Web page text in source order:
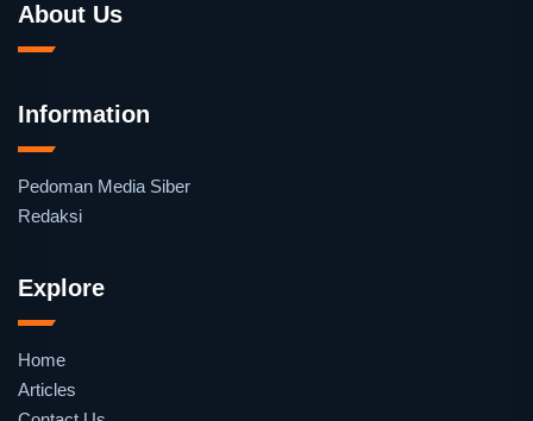
About Us
Information
Pedoman Media Siber
Redaksi
Explore
Home
Articles